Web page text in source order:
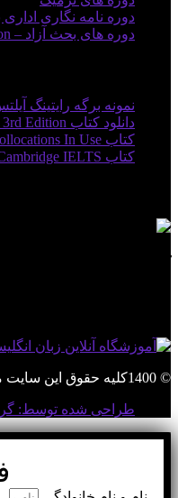
دوره نامه نگاری اداری
دوره های بحث آزاد – Free Discussion
نمونه برگه رایتینگ
دانلود کتاب Oxford Picture Dictionary 3rd Edition
کتاب English Collocations In Use
کتاب Cambridge IELTS
© 1400کلیه حقوق این سایت متعلق به آموزشگاه کاراتاک می باشد.
طراحی شده توسط: